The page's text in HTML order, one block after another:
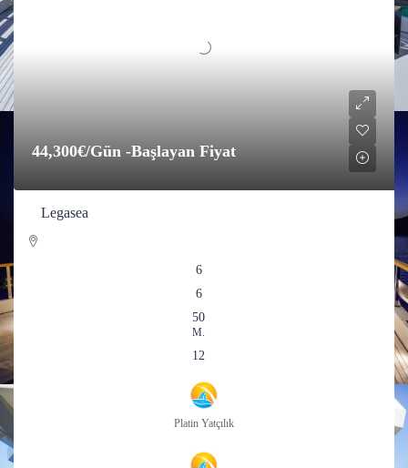
44,300€/Gün -Başlayan Fiyat
Legasea
6
6
50
M.
12
Platin Yatçılık